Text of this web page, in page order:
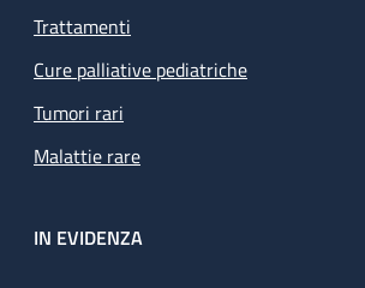
Trattamenti
Cure palliative pediatriche
Tumori rari
Malattie rare
IN EVIDENZA